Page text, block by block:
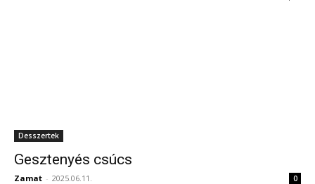
Desszertek
Gesztenyés csúcs
Zamat - 2025.06.11. 0